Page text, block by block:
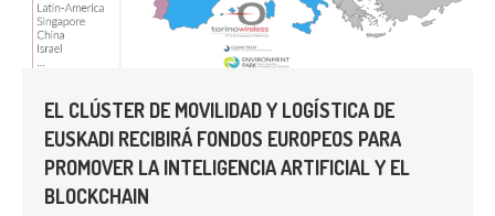
EL CLÚSTER DE MOVILIDAD Y LOGÍSTICA DE
EUSKADI RECIBIRÁ FONDOS EUROPEOS PARA
PROMOVER LA INTELIGENCIA ARTIFICIAL Y EL
BLOCKCHAIN